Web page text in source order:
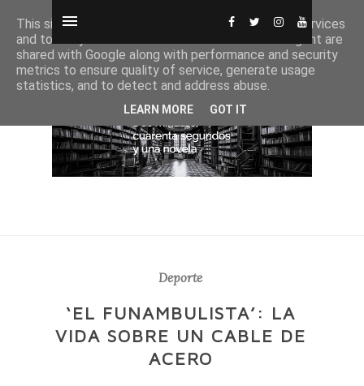
Deporte
‘EL FUNAMBULISTA’: LA
VIDA SOBRE UN CABLE DE
ACERO
This site uses cookies from Google to deliver its services
and to analyze traffic. Your IP address and user-agent are
shared with Google along with performance and security
metrics to ensure quality of service, generate usage
statistics, and to detect and address abuse.
LEARN MORE GOT IT